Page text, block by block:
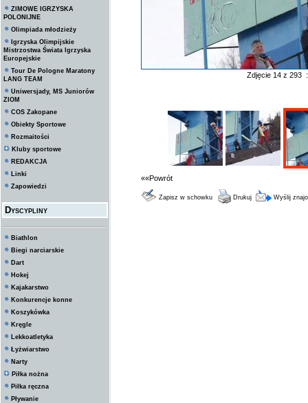
ZIMOWE IGRZYSKA
POLONIJNE
Olimpiada młodzieży
Igrzyska Olimpijskie
Mistrzostwa Świata Igrzyska
Europejskie
Tour De Pologne Maratony
LANG TEAM
Uniwersjady, MS Juniorów
ZIOM
COS Zakopane
Obiekty Sportowe
Rozmaitości
Kluby sportowe
REDAKCJA
Linki
Zapowiedzi
Dyscypliny
Biathlon
Biegi narciarskie
Dart
Hokej
Kajakarstwo
Konkurencje konne
Koszykówka
Kręgle
Lekkoatletyka
Łyżwiarstwo
Narty
Piłka nożna
Piłka ręczna
Pływanie
Zdjęcie 14 z 293
««Powrót
Zapisz w schowku Drukuj Wyślij